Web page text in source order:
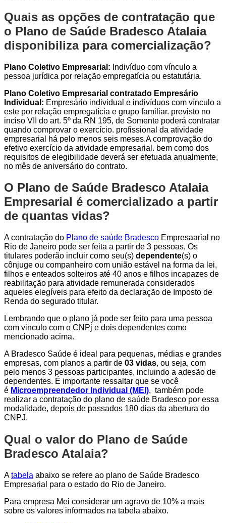
Quais as opções de contratação que
o Plano de Saúde Bradesco Atalaia
disponibiliza para comercialização?
Plano Coletivo Empresarial: Indivíduo com vínculo a
pessoa jurídica por relação empregatícia ou estatutária.
Plano Coletivo Empresarial contratado Empresário
Individual: Empresário individual e indivíduos com vínculo a
este por relação empregatícia e grupo familiar. previsto no
inciso VII do art. 5º da RN 195, de Somente poderá contratar
quando comprovar o exercício. profissional da atividade
empresarial há pelo menos seis meses.A comprovação do
efetivo exercício da atividade empresarial. bem como dos
requisitos de elegibilidade deverá ser efetuada anualmente,
no mês de aniversário do contrato.
O Plano de Saúde Bradesco Atalaia
Empresarial é comercializado a partir
de quantas vidas?
A contratação do Plano de saúde Bradesco Empresaarial no
Rio de Janeiro pode ser feita a partir de 3 pessoas, Os
titulares poderão incluir como seu(s) dependente(s) o
cônjuge ou companheiro com união estável na forma da lei,
filhos e enteados solteiros até 40 anos e filhos incapazes de
reabilitação para atividade remunerada considerados
aqueles elegíveis para efeito da declaração de Imposto de
Renda do segurado titular.
Lembrando que o plano já pode ser feito para uma pessoa
com vinculo com o CNPj e dois dependentes como
mencionado acima.
A Bradesco Saúde é ideal para pequenas, médias e grandes
empresas, com planos a partir de 03 vidas, ou seja, com
pelo menos 3 pessoas participantes, incluindo a adesão de
dependentes. É importante ressaltar que se você
é Microempreendedor Individual (MEI), também pode
realizar a contratação do plano de saúde Bradesco por essa
modalidade, depois de passados 180 dias da abertura do
CNPJ.
Qual o valor do Plano de Saúde
Bradesco Atalaia?
Atabela abaixo se refere ao plano de Saúde Bradesco
Empresarial para o estado do Rio de Janeiro.
Para empresa Mei considerar um agravo de 10% a mais
sobre os valores informados na tabela abaixo.